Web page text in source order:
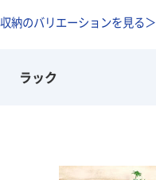
収納のバリエーションを見る＞
ラック